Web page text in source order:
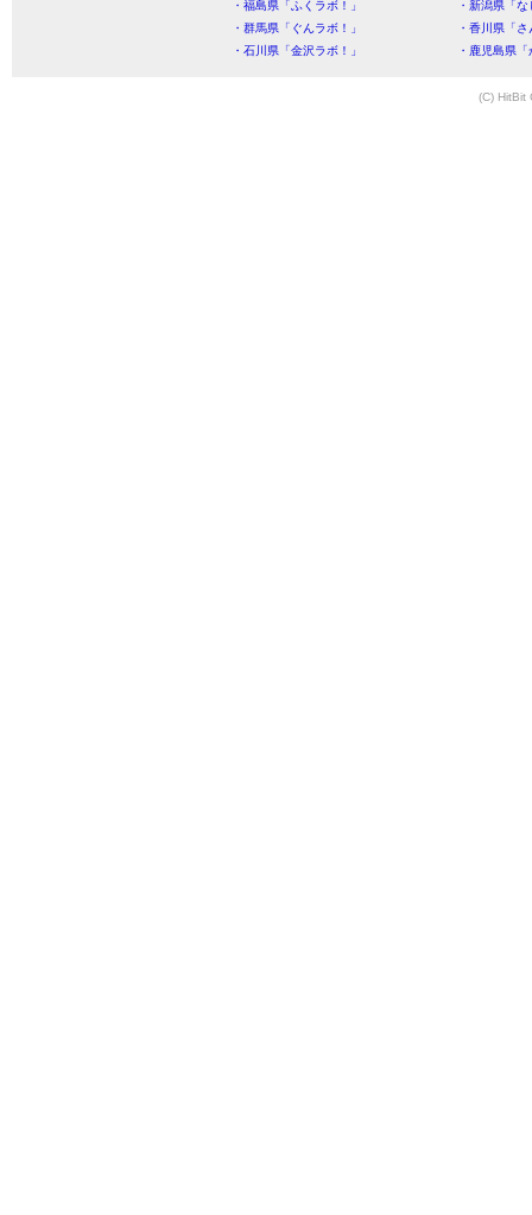
・福島県「ふくラボ！」
・新潟県「
・群馬県「ぐんラボ！」
・香川県「
・石川県「金沢ラボ！」
・鹿児島県
(C) HitBit